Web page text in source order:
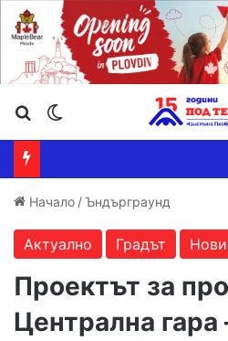
Търсене ...
Начало /Ъндърграунд
Актуално Градът
Проектът за
Централна гара